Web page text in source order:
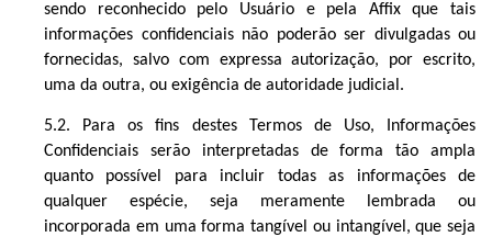
sendo reconhecido pelo Usuário e pela Affix que tais
informações confidenciais não poderão ser divulgadas ou
fornecidas, salvo com expressa autorização, por escrito,
uma da outra, ou exigência de autoridade judicial.
5.2. Para os fins destes Termos de Uso, Informações
Confidenciais serão interpretadas de forma tão ampla
quanto possível para incluir todas as informações de
qualquer espécie, seja meramente lembrada ou
incorporada em uma forma tangível ou intangível, que seja